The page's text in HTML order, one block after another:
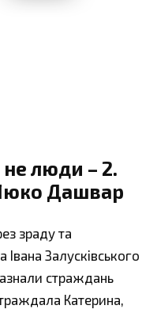
люди – 2.
Дашвар
зраду та
Івана Залусківського
страждань
Катерина,